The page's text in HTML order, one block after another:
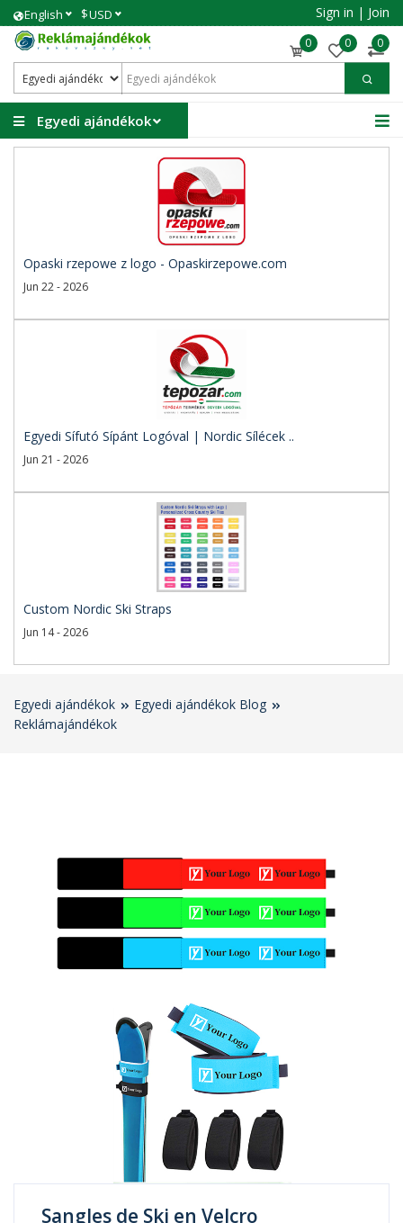
English $USD Sign in | Join
0 0 0
Egyedi ajándékok
Opaski rzepowe z logo - Opaskirzepowe.com
Jun 22 - 2026
Egyedi Sífutó Sípánt Logóval | Nordic Sílécek ..
Jun 21 - 2026
Custom Nordic Ski Straps
Jun 14 - 2026
Egyedi ajándékok
Egyedi ajándékok Blog
Reklámajándékok
Sangles de Ski en Velcro